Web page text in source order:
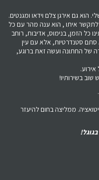
הוא גם אירגן צלם וידאו ומגנטים.
לתקשר איתו , הוא ענה מהר עם כל
כל הזמן, בנימוס, אדיבות, רוחב
סתם סטנדרטיות, אלא עם עין
של החתונה ועשה זאת ברוגע,
בשירותיו!
ממליצה בחום להיעזר